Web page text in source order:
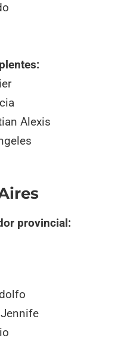
Alexis
provincial: